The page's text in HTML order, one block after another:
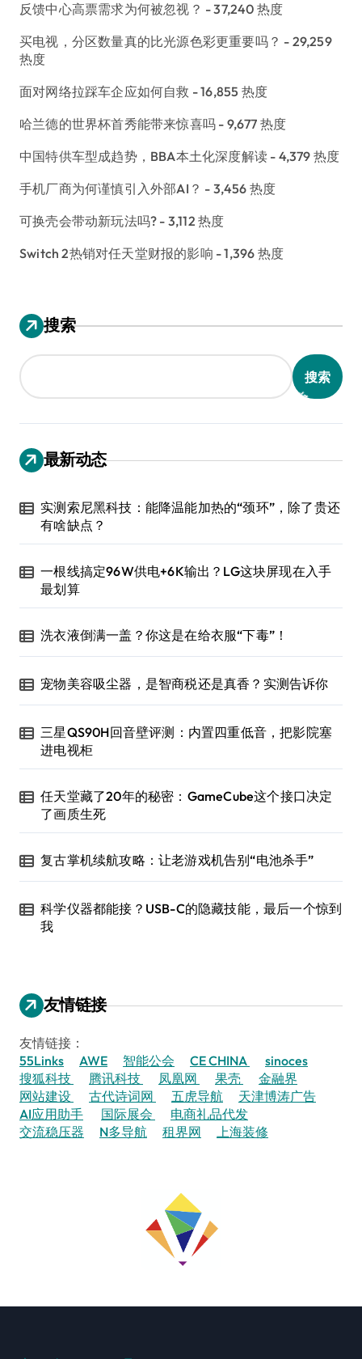
反馈中心高票需求为何被忽视？ - 37,240 热度
买电视，分区数量真的比光源色彩更重要吗？ - 29,259
热度
面对网络拉踩车企应如何自救 - 16,855 热度
哈兰德的世界杯首秀能带来惊喜吗 - 9,677 热度
中国特供车型成趋势，BBA本土化深度解读 - 4,379 热度
手机厂商为何谨慎引入外部AI？ - 3,456 热度
可换壳会带动新玩法吗? - 3,112 热度
Switch 2热销对任天堂财报的影响 - 1,396 热度
搜索
搜索
最新动态
实测索尼黑科技：能降温能加热的“颈环”，除了贵还
有啥缺点？
一根线搞定96W供电+6K输出？LG这块屏现在入手
最划算
洗衣液倒满一盖？你这是在给衣服“下毒”！
宠物美容吸尘器，是智商税还是真香？实测告诉你
三星QS90H回音壁评测：内置四重低音，把影院塞
进电视柜
任天堂藏了20年的秘密：GameCube这个接口决定
了画质生死
复古掌机续航攻略：让老游戏机告别“电池杀手”
科学仪器都能接？USB-C的隐藏技能，最后一个惊到
我
友情链接
友情链接：
55Links
AWE 智能公会 CE CHINA
sinoces
搜狐科技
腾讯科技 凤凰网 果壳
金融界
网站建设
古代诗词网 五虎导航
天津博涛广告
AI应用助手
国际展会
电商礼品代发
交流稳压器
N多导航 租界网 上海装修